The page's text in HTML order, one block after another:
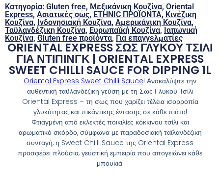
Κατηγορία: Gluten free, Μεξικάνικη Κουζίνα, Oriental
Express, Ασιατικές σως, ETHNIC ΠΡΟΪΟΝΤΑ, Κινέζικη
Κουζίνα, Ινδονησιακή Κουζίνα, Αμερικάνικη Κουζίνα,
Ταϋλανδέζικη Κουζίνα, Ευρωπαϊκή Κουζίνα, Ιαπωνική
Κουζίνα, Gluten free προϊόντα, Για επαγγελματίες
ORIENTAL EXPRESS ΣΩΣ ΓΛΥΚΟΥ ΤΣΙΛΙ
ΓΙΑ ΝΤΙΠΙΝΓΚ | ORIENTAL EXPRESS
SWEET CHILLI SAUCE FOR DIPPING 1L
Oriental Express Sweet Chilli Sauce! Ανακαλύψτε την
αυθεντική ταϋλανδέζικη γεύση με τη Σως Γλυκού Τσίλι
Oriental Express – τη σως που χαρίζει τέλεια ισορροπία
γλυκύτητας και πικάντικης έντασης σε κάθε πιάτο!
Φτιαγμένη από εκλεκτές ποικιλίες κόκκινου τσίλι και
αρωματικό σκόρδο, σύμφωνα με παραδοσιακή ταϊλανδέζικη
συνταγή, η Sweet Chilli Sauce της Oriental Express
προσφέρει πλούσια, γευστική εμπειρία που απογειώνει κάθε
μπουκιά.